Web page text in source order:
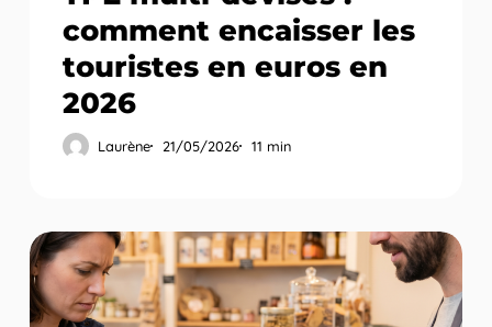
comment encaisser les
touristes en euros en
2026
Laurène 21/05/2026 11 min
Refus
de
paiement
TPE